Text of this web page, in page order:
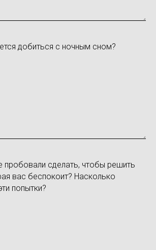
добиться с ночным сном?
пробовали сделать, чтобы решить
вас беспокоит? Насколько
попытки?